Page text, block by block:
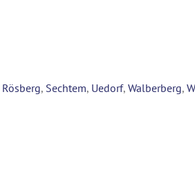
Rösberg, Sechtem, Uedorf, Walberberg,